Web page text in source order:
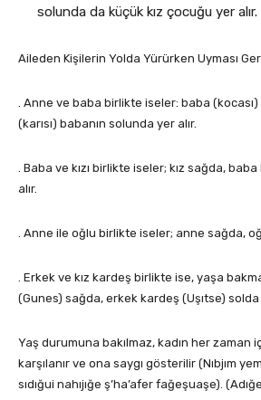
solunda da küçük kız çocuğu yer alır.
Aileden Kişilerin Yolda Yürürken Uyması
. Anne ve baba birlikte iseler: baba (kocası)
(karısı) babanın solunda yer alır.
. Baba ve kızı birlikte iseler; kız sağda, baba
alır.
. Anne ile oğlu birlikte iseler; anne sağda,
. Erkek ve kız kardeş birlikte ise, yaşa
(Gunes) sağda, erkek kardeş (Uşıtse) solda
Yaş durumuna bakılmaz, kadın her zaman
karşılanır ve ona saygı gösterilir (Nıbjım
sıdığui nahıjığe ş’ha’afer fağeşuaşe).